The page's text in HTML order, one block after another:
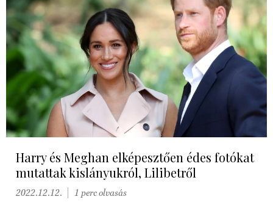
Harry és Meghan elképesztően édes fotókat
mutattak kislányukról, Lilibetről
2022.12.12. 1 perc olvasás